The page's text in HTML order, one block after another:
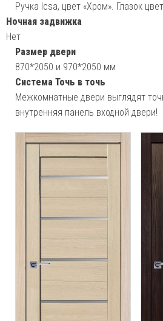
Ручка Icsa, цвет «Хром». Глазок
Ночная задвижка
Нет
Размер двери
870*2050 и 970*2050 мм
Система Точь в точь
Межкомнатные двери выглядят
внутренняя панель входной двери!